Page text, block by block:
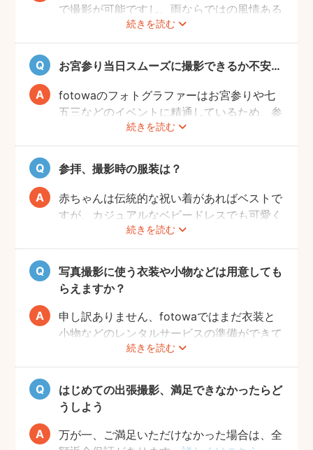
続きを読む
で撮影が可能ですし、雨ならではの風情ある
写真にも仕上がります。
また、撮影の実施が難しいと判断される天候
不良の場合、事前にフォトグラファーと決行
もしくは日時変更を相談してください。
日時変更方法はこちらをご参照ください。
お宮参り当日スムーズに撮影できるか不安…
続きを読む
fotowaのフォトグラファーはお宮参りや七
五三などのイベントに精通しているため、参
拝や家族団欒を乱すことなくスムーズに撮影
することができます。
参拝、撮影時の服装は？
続きを読む
赤ちゃんは伝統的な祝い着があればベストで
すが、カジュアルなベビードレスでも可愛く
写すことができます。またご両親も着物を着
ると雰囲気が出ますが、洋服でもおしゃれな
写真に仕上がります。
写真撮影に使う衣装や小物などは用意しても
らえますか？
続きを読む
申し訳ありません、fotowaではまだ衣装と
小物などのレンタルサービスの準備ができて
おりませんので、お客様ご自身にご用意をお
願いしております。
はじめての出張撮影、満足できなかったらど
うしよう
万が一、ご満足いただけなかった場合は、全